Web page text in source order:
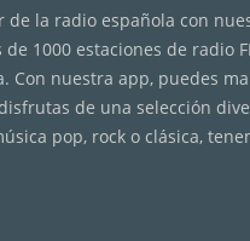
de la radio española con
de 1000 estaciones de radio
Con nuestra app, puedes
de una selección
pop, rock o clásica,